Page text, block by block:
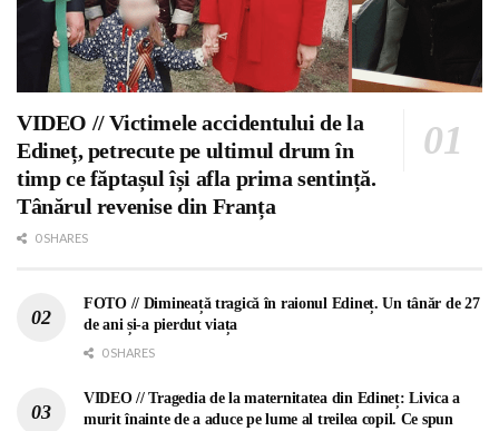
VIDEO // Victimele accidentului de la
Edineț, petrecute pe ultimul drum în
timp ce făptașul își afla prima sentință.
Tânărul revenise din Franța
0 SHARES
FOTO // Dimineață tragică în raionul Edineț. Un tânăr de 27
de ani și-a pierdut viața
0 SHARES
VIDEO // Tragedia de la maternitatea din Edineț: Livica a
murit înainte de a aduce pe lume al treilea copil. Ce spun